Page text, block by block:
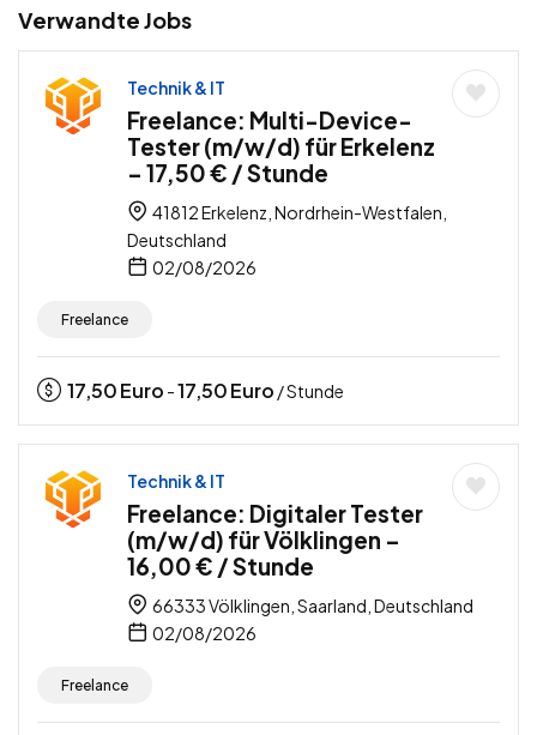
Verwandte Jobs
Technik & IT
Freelance: Multi-Device-
Tester (m/w/d) für Erkelenz
– 17,50 € / Stunde
41812 Erkelenz, Nordrhein-Westfalen,
Deutschland
02/08/2026
Freelance
17,50Euro -17,50Euro / Stunde
Technik & IT
Freelance: Digitaler Tester
(m/w/d) für Völklingen –
16,00 € / Stunde
66333 Völklingen, Saarland, Deutschland
02/08/2026
Freelance